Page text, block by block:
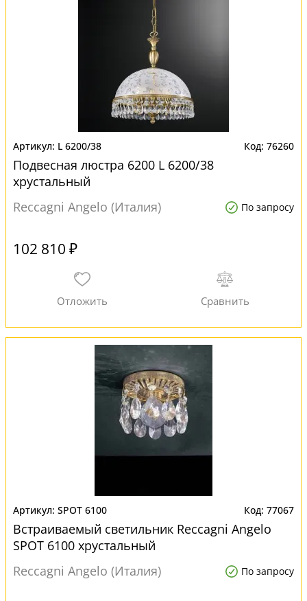
L 6200/38 76260
Подвесная люстра 6200 L 6200/38
хрустальный
Reccagni Angelo (Италия)
По запросу
102 810 ₽
SPOT 6100 77067
Встраиваемый светильник Reccagni Angelo
SPOT 6100 хрустальный
Reccagni Angelo (Италия)
По запросу